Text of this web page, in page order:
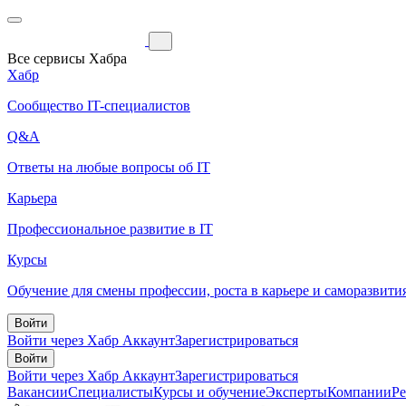
Все сервисы Хабра
Хабр
Сообщество IT-специалистов
Q&A
Ответы на любые вопросы об IT
Карьера
Профессиональное развитие в IT
Курсы
Обучение для смены профессии, роста в карьере и
Войти
Войти через Хабр АккаунтЗарегистрироваться
Войти
Войти через Хабр АккаунтЗарегистрироваться
ВакансииСпециалистыКурсы и обучениеЭкспертыКомпании